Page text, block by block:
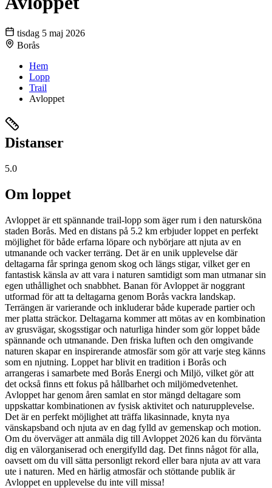
tisdag 5 maj 2026
Borås
Hem
Lopp
Trail
Avloppet
Distanser
5.0
Om loppet
Avloppet är ett spännande trail-lopp som äger rum i den natursköna
staden Borås. Med en distans på 5.2 km erbjuder loppet en perfekt
möjlighet för både erfarna löpare och nybörjare att njuta av en
utmanande och vacker terräng. Det är en unik upplevelse där
deltagarna får springa genom skog och längs stigar, vilket ger en
fantastisk känsla av att vara i naturen samtidigt som man utmanar sin
egen uthållighet och snabbhet. Banan för Avloppet är noggrant
utformad för att ta deltagarna genom Borås vackra landskap.
Terrängen är varierande och inkluderar både kuperade partier och
mer platta sträckor. Deltagarna kommer att mötas av en kombination
av grusvägar, skogsstigar och naturliga hinder som gör loppet både
spännande och utmanande. Den friska luften och den omgivande
naturen skapar en inspirerande atmosfär som gör att varje steg känns
som en njutning. Loppet har blivit en tradition i Borås och
arrangeras i samarbete med Borås Energi och Miljö, vilket gör att
det också finns ett fokus på hållbarhet och miljömedvetenhet.
Avloppet har genom åren samlat en stor mängd deltagare som
uppskattar kombinationen av fysisk aktivitet och naturupplevelse.
Det är en perfekt möjlighet att träffa likasinnade, knyta nya
vänskapsband och njuta av en dag fylld av gemenskap och motion.
Om du överväger att anmäla dig till Avloppet 2026 kan du förvänta
dig en välorganiserad och energifylld dag. Det finns något för alla,
oavsett om du vill sätta personligt rekord eller bara njuta av att vara
ute i naturen. Med en härlig atmosfär och stöttande publik är
Avloppet en upplevelse du inte vill missa!